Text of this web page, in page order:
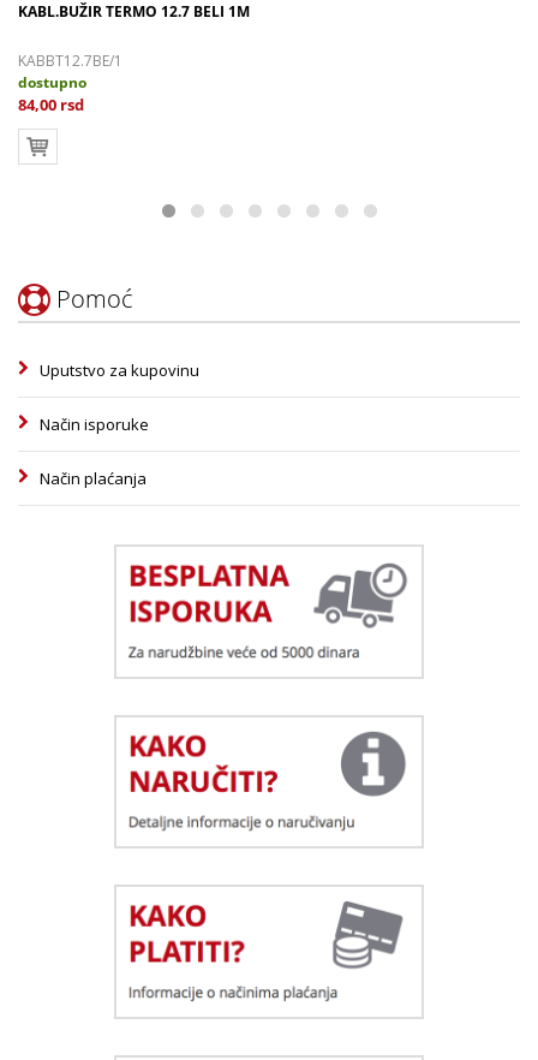
KABL.BUŽIR TERMO 12.7 BELI 1M
KABBT12.7BE/1
dostupno
84,00 rsd
Pomoć
Uputstvo za kupovinu
Način isporuke
Način plaćanja